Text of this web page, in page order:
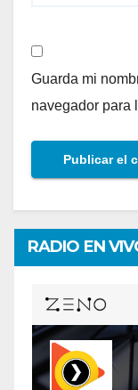
Guarda mi
navegador para
RADIO EN